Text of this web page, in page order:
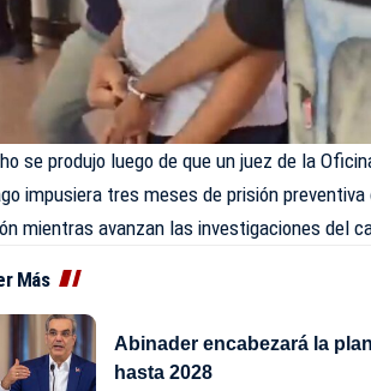
se produjo luego de que un juez de la
impusiera tres meses de prisión
mientras avanzan las investigaciones del
Más
Abinader encabezará la
hasta 2028